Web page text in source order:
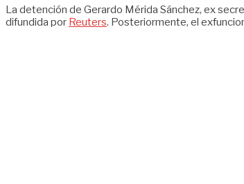
La detención de Gerardo Mérida Sánchez, ex
difundida por Reuters. Posteriormente, el